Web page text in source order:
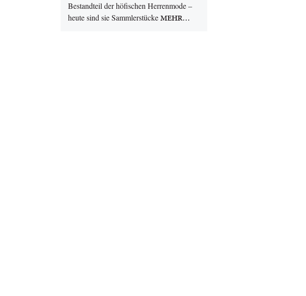
Bestandteil der höfischen Herrenmode –
heute sind sie SammlerstückeMEHR…